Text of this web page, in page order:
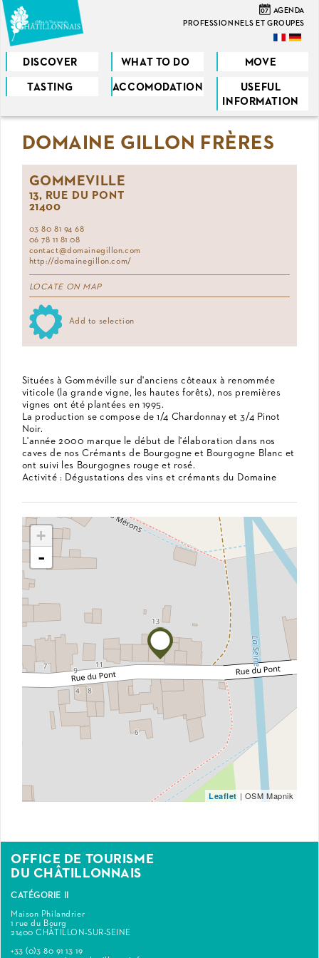
Skip
to
main
content
07 AGENDA
PROFESSIONNELS ET GROUPES
DISCOVER WHAT TO DO MOVE
TASTING ACCOMODATION
USEFUL
INFORMATION
are
hereDOMAINE GILLON FRÈRES
GOMMEVILLE
13, RUE DU PONT
21400
03 80 81 94 68
06 78 11 81 08
contact@domainegillon.com
http://domainegillon.com/
LOCATE ON MAP
Add to selection
Situées à Gomméville sur d'anciens côteaux à renommée
viticole (la grande vigne, les hautes forêts), nos premières
vignes ont été plantées en 1995.
La production se compose de 1/4 Chardonnay et 3/4 Pinot
Noir.
L'année 2000 marque le début de l'élaboration dans nos
caves de nos Crémants de Bourgogne et Bourgogne Blanc et
ont suivi les Bourgognes rouge et rosé.
Activité : Dégustations des vins et crémants du Domaine
+
-
Leaflet | OSM Mapnik
OFFICE DE TOURISME
DU CHÂTILLONNAIS
CATÉGORIE II
Maison Philandrier
1 rue du Bourg
21400 CHÂTILLON-SUR-SEINE
+33 (0)3 80 91 13 19